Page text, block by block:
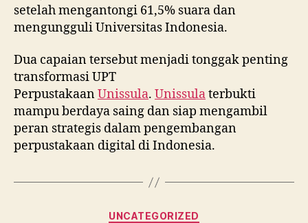
setelah mengantongi 61,5% suara dan
mengungguli Universitas Indonesia.
Dua capaian tersebut menjadi tonggak penting
transformasi UPT
PerpustakaanUnissula. Unissulaterbukti
mampu berdaya saing dan siap mengambil
peran strategis dalam pengembangan
perpustakaan digital di Indonesia.
Categories
UNCATEGORIZED